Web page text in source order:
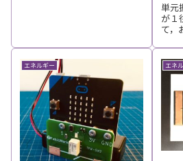
単元
が１
て，
ら，
調べ
につ
察
身
備:
エネルギー エネ